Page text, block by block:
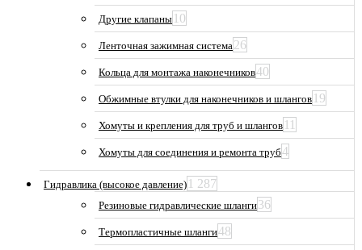
Другие клапаны 10
Ленточная зажимная система26
Кольца для монтажа наконечников40
Обжимные втулки для наконечников и шлангов 19
Хомуты и крепления для труб и шлангов 11
Хомуты для соединения и ремонта труб4
Гидравлика (высокое давление) 1 287
Резиновые гидравлические шланги36
Термопластичные шланги48